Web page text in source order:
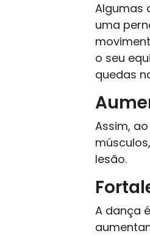
Algumas
uma
o seu
quedas
Assim,
lesão.
A dança